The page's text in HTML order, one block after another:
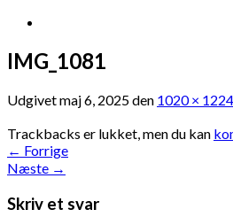
IMG_1081
Udgivetmaj 6, 2025den 1020 × 1224
Trackbacks er lukket, men du kan
← Forrige
Næste →
Skriv et svar